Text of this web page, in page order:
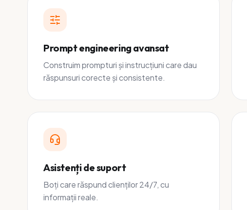
Prompt engineering avansat
Construim prompturi și instrucțiuni care dau
răspunsuri corecte și consistente.
Asistenți de suport
Boți care răspund clienților 24/7, cu
informații reale.